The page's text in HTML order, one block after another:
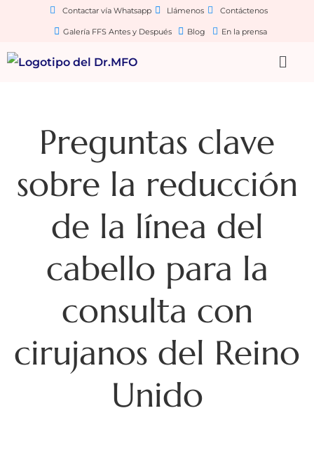
Contactar vía Whatsapp Llámenos Contáctenos
Galería FFS Antes y Después Blog En la prensa
Preguntas clave
sobre la reducción
de la línea del
cabello para la
consulta con
cirujanos del Reino
Unido